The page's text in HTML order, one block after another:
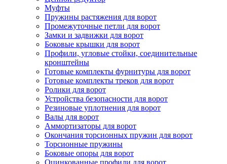
Муфты
Пружины растяжения для ворот
Промежуточные петли для ворот
Замки и задвижки для ворот
Боковые крышки для ворот
Профили, угловые стойки, соединительные
кронштейны
Готовые комплекты фурнитуры для ворот
Готовые комплекты треков для ворот
Ролики для ворот
Устройства безопасности для ворот
Резиновые уплотнения для ворот
Валы для ворот
Аммортизаторы для ворот
Окончания торсионных пружин для ворот
Торсионные пружины
Боковые опоры для ворот
Оцинкованные профили для ворот